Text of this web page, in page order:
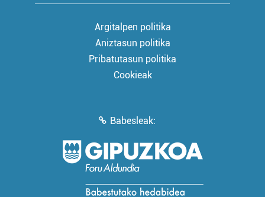
Argitalpen politika
Aniztasun politika
Pribatutasun politika
Cookieak
Babesleak: